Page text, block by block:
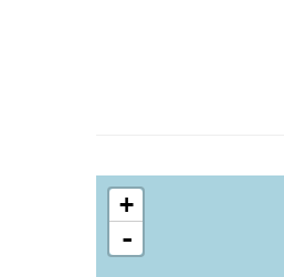
+
-